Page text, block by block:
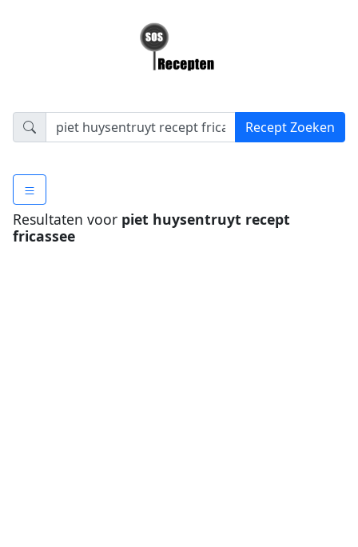
Resultaten voor piet huysentruyt recept
fricassee